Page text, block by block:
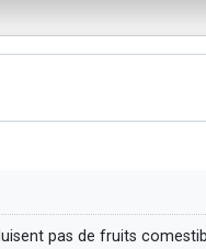
pas de fruits